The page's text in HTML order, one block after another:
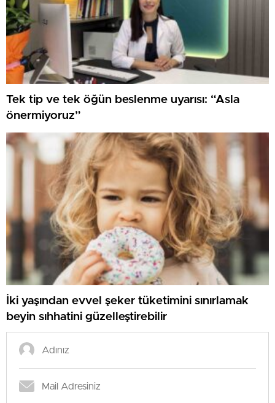
Tek tip ve tek öğün beslenme uyarısı: “Asla
önermiyoruz”
İki yaşından evvel şeker tüketimini sınırlamak
beyin sıhhatini güzelleştirebilir